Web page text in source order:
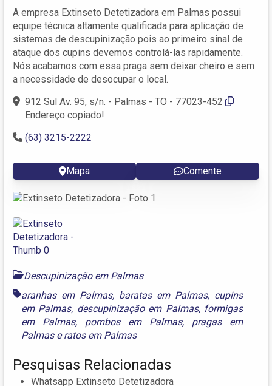
A empresa Extinseto Detetizadora em Palmas possui
equipe técnica altamente qualificada para aplicação de
sistemas de descupinização pois ao primeiro sinal de
ataque dos cupins devemos controlá-las rapidamente.
Nós acabamos com essa praga sem deixar cheiro e sem
a necessidade de desocupar o local.
912 Sul Av. 95, s/n. - Palmas - TO - 77023-452
Endereço copiado!
(63) 3215-2222
Mapa Comente
Descupinização em Palmas
aranhas em Palmas, baratas em Palmas, cupins
em Palmas, descupinização em Palmas, formigas
em Palmas, pombos em Palmas, pragas em
Palmaseratos em Palmas
Pesquisas Relacionadas
Whatsapp Extinseto Detetizadora